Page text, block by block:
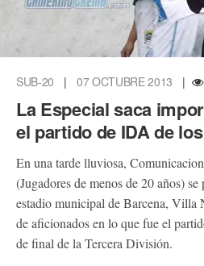
SUB-20 | 07 OCTUBRE 2013 |
La Especial saca
el partido de IDA de
En una tarde lluviosa,
(Jugadores de menos de 20 años)
estadio municipal de Barcena, Villa
de aficionados en lo que fue el
de final de la Tercera División.